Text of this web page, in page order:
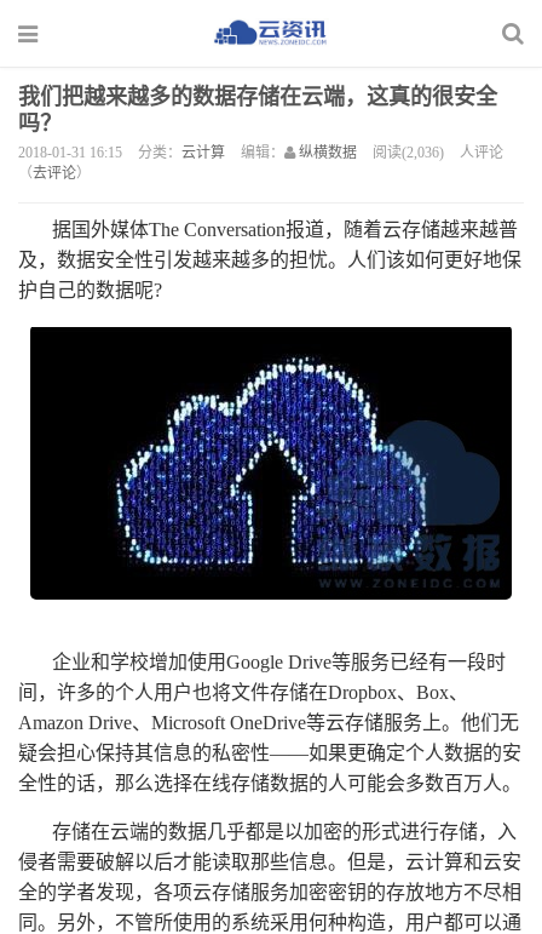
我们把越来越多的数据存储在云端，这真的很安全
吗？
2018-01-31 16:15 分类： 云计算 编辑： 纵横数据 阅读(2,036)
人评论
（去评论）
据国外媒体The Conversation报道，随着云存储越来越普
及，数据安全性引发越来越多的担忧。人们该如何更好地保
护自己的数据呢?
企业和学校增加使用Google Drive等服务已经有一段时
间，许多的个人用户也将文件存储在Dropbox、Box、
Amazon Drive、Microsoft OneDrive等云存储服务上。他们无
疑会担心保持其信息的私密性——如果更确定个人数据的安
全性的话，那么选择在线存储数据的人可能会多数百万人。
存储在云端的数据几乎都是以加密的形式进行存储，入
侵者需要破解以后才能读取那些信息。但是，云计算和云安
全的学者发现，各项云存储服务加密密钥的存放地方不尽相
同。另外，不管所使用的系统采用何种构造，用户都可以通